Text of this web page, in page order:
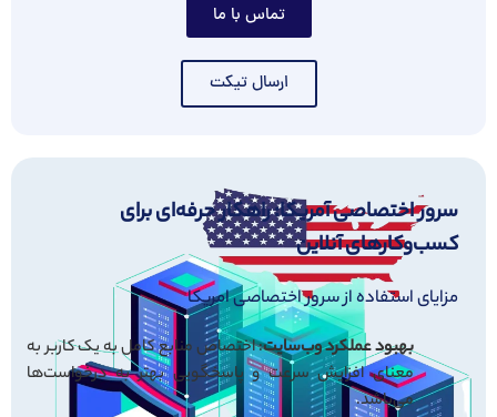
تماس با ما
ارسال تیکت
سرور اختصاصی آمریکا: راهکار حرفه‌ای برای
کسب‌وکارهای آنلاین
مزایای استفاده از سرور اختصاصی امریکا
بهبود عملکرد وب‌سایت: اختصاص منابع کامل به یک کاربر به
معنای افزایش سرعت و پاسخگویی بهتر به درخواست‌ها
می‌باشد.